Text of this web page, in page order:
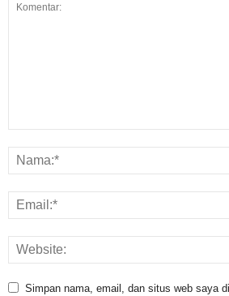
Simpan nama, email, dan situs web saya